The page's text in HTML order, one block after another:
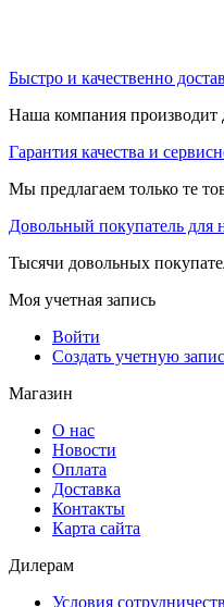
Быстро и качественно
Наша компания производит
Гарантия качества и
Мы предлагаем только те
Довольный покупатель для
Тысячи довольных
Моя учетная запись
Войти
Создать учетную
Магазин
О нас
Новости
Оплата
Доставка
Контакты
Карта сайта
Дилерам
Условия